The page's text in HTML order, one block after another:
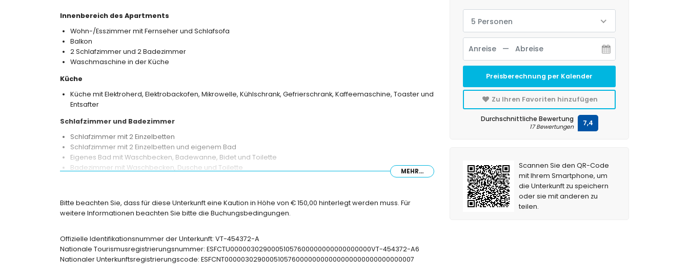
Innenbereich des Apartments
Wohn-/Esszimmer mit Fernseher und Schlafsofa
Balkon
2 Schlafzimmer und 2 Badezimmer
Waschmaschine in der Küche
Küche
Küche mit Elektroherd, Elektrobackofen, Mikrowelle, Kühlschrank, Gefrierschrank, Kaffeemaschine, Toaster und
Entsafter
Schlafzimmer und Badezimmer
Schlafzimmer mit 2 Einzelbetten
Schlafzimmer mit 2 Einzelbetten und eigenem Bad
Eigenes Bad mit Waschbecken, Badewanne, Bidet und Toilette
Badezimmer mit Waschbecken, Dusche und Toilette
eingezäuntes Grundstück
Gemeinschaftspool
Außendusche
Weitere Informationen
MEHR...
Bitte beachten Sie, dass für diese Unterkunft eine Kaution in Höhe von € 150,00 hinterlegt werden muss. Für
weitere Informationen beachten Sie bitte die Buchungsbedingungen.
Offizielle Identifikationsnummer der Unterkunft: VT-454372-A
Nationale Tourismusregistrierungsnummer: ESFCTU00000302900051057600000000000000000VT-454372-A6
Nationaler Unterkunftsregistrierungscode: ESFCNT00000302900051057600000000000000000000000000007
5 Personen
Preisberechnung per Kalender
Zu Ihren Favoriten hinzufügen
Durchschnittliche Bewertung
17 Bewertungen 7,4
Scannen Sie den QR-Code
mit Ihrem Smartphone, um
die Unterkunft zu speichern
oder sie mit anderen zu
teilen.